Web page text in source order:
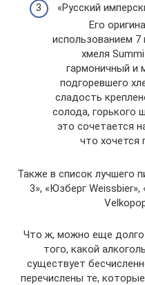
«Русский
Его
использованием 7
хмеля
гармоничный и
подгоревшего
сладость
солода, горького
это сочетается
что хочется
Также в список лучшего
3», «Юзберг
Что ж, можно еще долго
того, какой
существует
перечислены те,